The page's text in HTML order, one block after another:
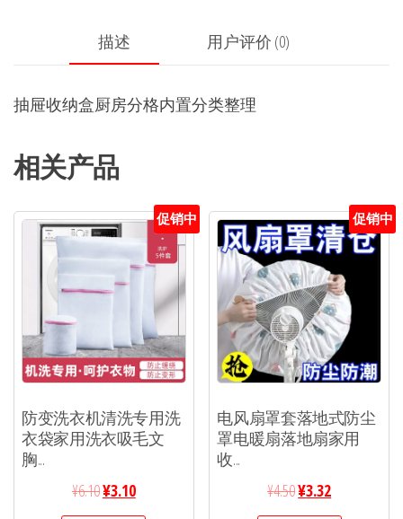
描述 用户评价 (0)
抽屉收纳盒厨房分格内置分类整理
相关产品
促销中
防变洗衣机清洗专用洗
衣袋家用洗衣吸毛文
胸...
¥6.10¥3.10
促销中
电风扇罩套落地式防尘
罩电暖扇落地扇家用
收...
¥4.50¥3.32